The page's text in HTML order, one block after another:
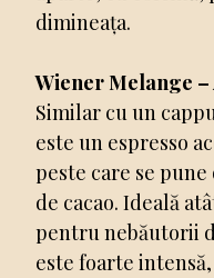
dimineața.
Wiener Melange –
Similar cu un
este un espresso
peste care se
de cacao. Ideală
pentru nebăutorii
este foarte